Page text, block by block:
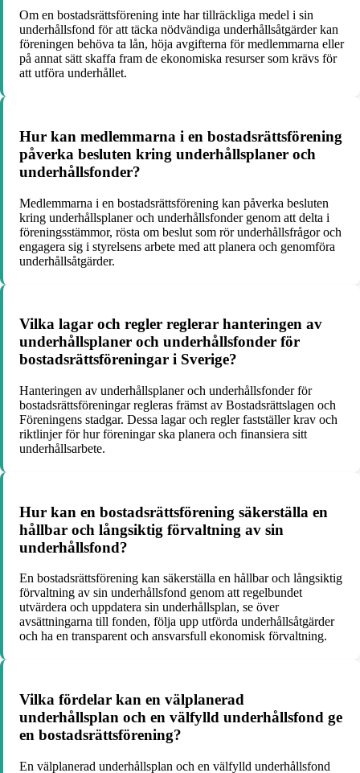
Om en bostadsrättsförening inte har tillräckliga medel i sin
underhållsfond för att täcka nödvändiga underhållsåtgärder kan
föreningen behöva ta lån, höja avgifterna för medlemmarna eller
på annat sätt skaffa fram de ekonomiska resurser som krävs för
att utföra underhållet.
Hur kan medlemmarna i en bostadsrättsförening
påverka besluten kring underhållsplaner och
underhållsfonder?
Medlemmarna i en bostadsrättsförening kan påverka besluten
kring underhållsplaner och underhållsfonder genom att delta i
föreningsstämmor, rösta om beslut som rör underhållsfrågor och
engagera sig i styrelsens arbete med att planera och genomföra
underhållsåtgärder.
Vilka lagar och regler reglerar hanteringen av
underhållsplaner och underhållsfonder för
bostadsrättsföreningar i Sverige?
Hanteringen av underhållsplaner och underhållsfonder för
bostadsrättsföreningar regleras främst av Bostadsrättslagen och
Föreningens stadgar. Dessa lagar och regler fastställer krav och
riktlinjer för hur föreningar ska planera och finansiera sitt
underhållsarbete.
Hur kan en bostadsrättsförening säkerställa en
hållbar och långsiktig förvaltning av sin
underhållsfond?
En bostadsrättsförening kan säkerställa en hållbar och långsiktig
förvaltning av sin underhållsfond genom att regelbundet
utvärdera och uppdatera sin underhållsplan, se över
avsättningarna till fonden, följa upp utförda underhållsåtgärder
och ha en transparent och ansvarsfull ekonomisk förvaltning.
Vilka fördelar kan en välplanerad
underhållsplan och en välfylld underhållsfond ge
en bostadsrättsförening?
En välplanerad underhållsplan och en välfylld underhållsfond